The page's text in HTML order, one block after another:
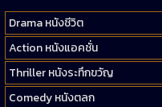
Drama หนังชีวิต
Action หนังแอคชั่น
Thriller หนังระทึกขวัญ
Comedy หนังตลก